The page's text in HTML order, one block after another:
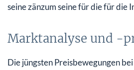
seine zänzum seine für die für die
Marktanalyse und -
Die jüngsten Preisbewegungen